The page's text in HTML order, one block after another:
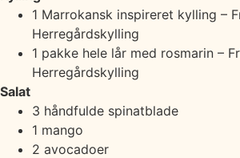
1 Marrokansk inspireret kylling –
Herregårdskylling
1 pakke hele lår med rosmarin –
Herregårdskylling
Salat
3 håndfulde spinatblade
1 mango
2 avocadoer